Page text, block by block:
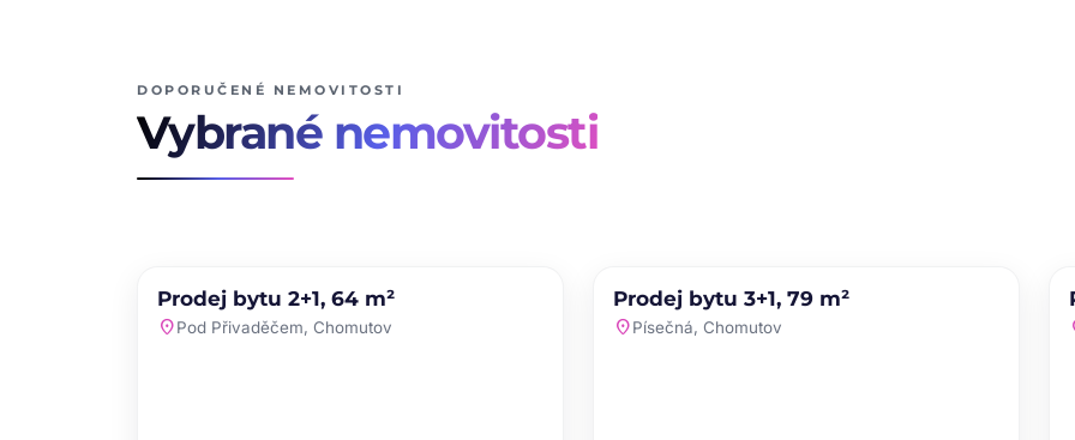
DOPORUČENÉ NEMOVITOSTI
Vybrané nemovitosti
PRODEJ NOVINKA
Prodej bytu 2+1, 64 m²
location_onPod Přivaděčem, Chomutov
PRODEJ NOVINKA
Prodej bytu 3+1, 79 m²
location_onPísečná, Chomutov